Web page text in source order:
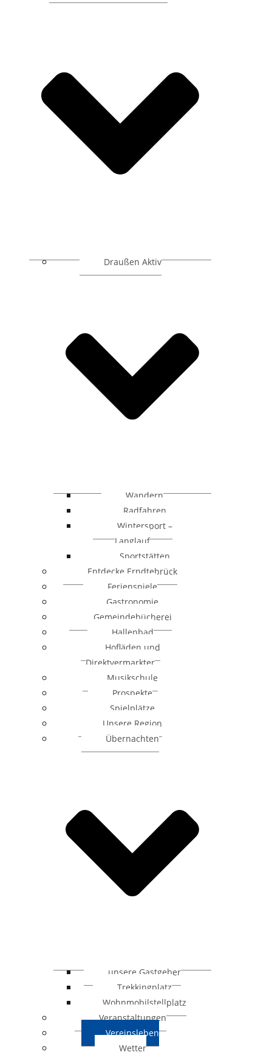
Draußen Aktiv
Wandern
Radfahren
Wintersport –
Langlauf
Sportstätten
Entdecke Erndtebrück
Ferienspiele
Gastronomie
Gemeindebücherei
Hallenbad
Hofläden und
Direktvermarkter
Musikschule
Prospekte
Spielplätze
Unsere Region
Übernachten
unsere Gastgeber
Trekkingplatz
Wohnmobilstellplatz
Veranstaltungen
Vereinsleben
Wetter